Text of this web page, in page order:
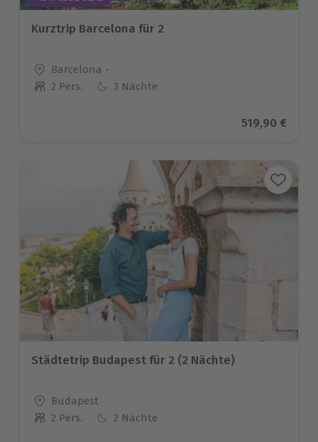
Kurztrip Barcelona für 2
Standort
Barcelona -
Anzahl der Teilnehmer
2 Pers. 3 Nächte
Aktueller
519,90 €
Städtetrip Budapest für 2 (2 Nächte)
Standort
Budapest
Anzahl der Teilnehmer
2 Pers. 2 Nächte